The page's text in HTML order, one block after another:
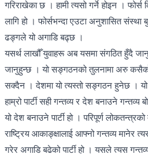
गरिराखेका छ । हामी त्यसो गर्ने होइन ।
लागि हो । फोर्सभन्दा एउटा अनुशासित
ढङ्गले यो अगाडि बढ्छ ।
यसर्थ लाखौँ युवाहरू अब यसमा संगठित हुँदै
जानुहुन्छ । यो सङ्गठनको तुलनामा अरु
सक्दैन । देशमा यो त्यस्तो सङ्गठन हुनेछ । यो
हाम्रो पार्टी सही गन्तव्य र देश बनाउने
यो देश बनाउने पार्टी हो । परिपूर्ण
राष्ट्रिय आकाङ्क्षालाई आफ्नो गन्तव्य मानेर
गरेर अगाडि बढेको पार्टी हो । यसले त्यस